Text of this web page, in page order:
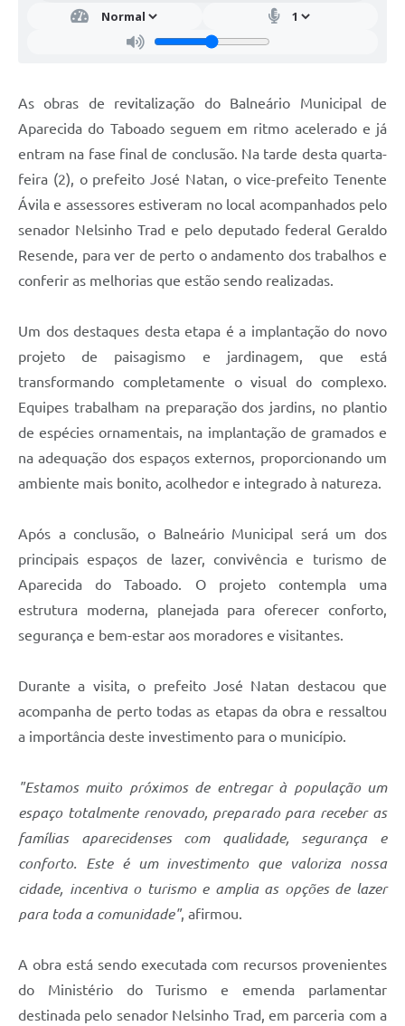
As obras de revitalização do Balneário Municipal de
Aparecida do Taboado seguem em ritmo acelerado e já
entram na fase final de conclusão. Na tarde desta quarta-
feira (2), o prefeito José Natan, o vice-prefeito Tenente
Ávila e assessores estiveram no local acompanhados pelo
senador Nelsinho Trad e pelo deputado federal Geraldo
Resende, para ver de perto o andamento dos trabalhos e
conferir as melhorias que estão sendo realizadas.
Um dos destaques desta etapa é a implantação do novo
projeto de paisagismo e jardinagem, que está
transformando completamente o visual do complexo.
Equipes trabalham na preparação dos jardins, no plantio
de espécies ornamentais, na implantação de gramados e
na adequação dos espaços externos, proporcionando um
ambiente mais bonito, acolhedor e integrado à natureza.
Após a conclusão, o Balneário Municipal será um dos
principais espaços de lazer, convivência e turismo de
Aparecida do Taboado. O projeto contempla uma
estrutura moderna, planejada para oferecer conforto,
segurança e bem-estar aos moradores e visitantes.
Durante a visita, o prefeito José Natan destacou que
acompanha de perto todas as etapas da obra e ressaltou
a importância deste investimento para o município.
"Estamos muito próximos de entregar à população um
espaço totalmente renovado, preparado para receber as
famílias aparecidenses com qualidade, segurança e
conforto. Este é um investimento que valoriza nossa
cidade, incentiva o turismo e amplia as opções de lazer
para toda a comunidade", afirmou.
A obra está sendo executada com recursos provenientes
do Ministério do Turismo e emenda parlamentar
destinada pelo senador Nelsinho Trad, em parceria com a